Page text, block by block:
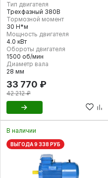
Тип двигателя
Трехфазный 380В
Тормозной момент
30 Н*м
Мощность двигателя
4.0 кВт
Обороты двигателя
1500 об/мин
Диаметр вала
28 мм
33 770 ₽
42 212 ₽
В наличии
ВЫГОДА 9 338 РУБ